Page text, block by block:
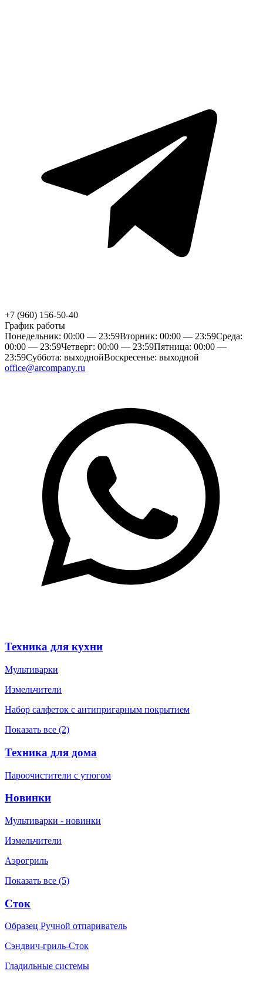
+7 (960) 156-50-40
График работы
Понедельник: 00:00 — 23:59Вторник: 00:00 — 23:59Среда:
00:00 — 23:59Четверг: 00:00 — 23:59Пятница: 00:00 —
23:59Суббота: выходнойВоскресенье: выходной
office@arcompany.ru
Техника для кухни
Мультиварки
Измельчители
Набор салфеток с антипригарным покрытием
Показать все (2)
Техника для дома
Пароочистители с утюгом
Новинки
Мультиварки - новинки
Измельчители
Аэрогриль
Показать все (5)
Сток
Образец Ручной отпариватель
Сэндвич-гриль-Сток
Гладильные системы